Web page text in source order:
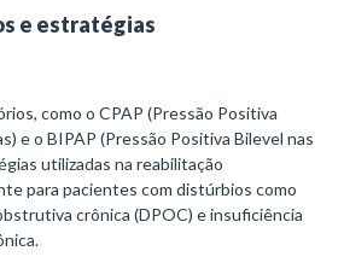
e estratégias
como o CPAP (Pressão Positiva
e o BIPAP (Pressão Positiva Bilevel nas
utilizadas na reabilitação
para pacientes com distúrbios como
crônica (DPOC) e insuficiência